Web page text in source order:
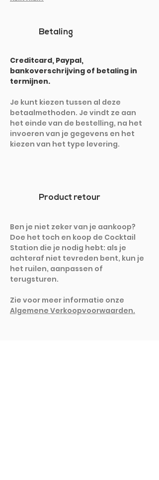
Betaling
Creditcard, Paypal,
bankoverschrijving of betaling in
termijnen.
Je kunt kiezen tussen al deze
betaalmethoden. Je vindt ze aan
het einde van de bestelling, na het
invoeren van je gegevens en het
kiezen van het type levering.
Product retour
Ben je niet zeker van je aankoop?
Doe het toch en koop de Cocktail
Station die je nodig hebt: als je
achteraf niet tevreden bent, kun je
het ruilen, aanpassen of
terugsturen.
Zie voor meer informatie onze
Algemene Verkoopvoorwaarden.